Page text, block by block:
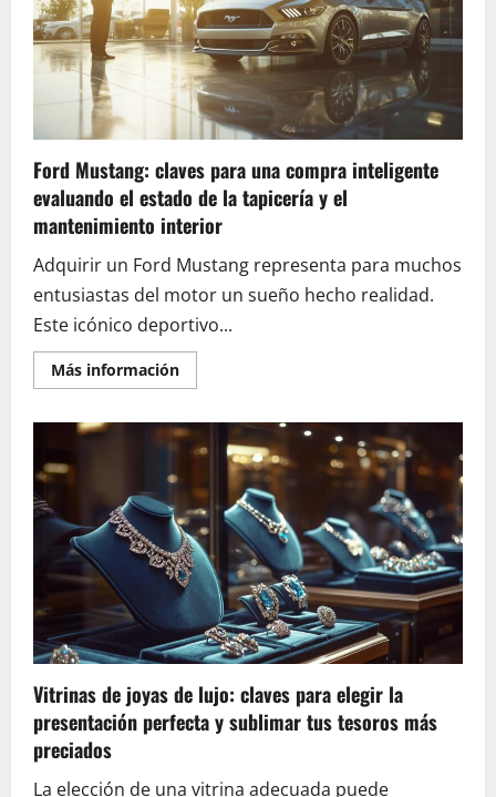
y
estilo
con
accesorios
complementarios
indispensables
Ford Mustang: claves para una compra inteligente
evaluando el estado de la tapicería y el
mantenimiento interior
Adquirir un Ford Mustang representa para muchos
entusiastas del motor un sueño hecho realidad.
Este icónico deportivo...
Más informaciónEn
savoir
Ford
Mustang:
claves
una
compra
inteligente
evaluando
el
estado
de
la
tapicería
y
el
mantenimiento
Vitrinas de joyas de lujo: claves para elegir la
presentación perfecta y sublimar tus tesoros más
preciados
La elección de una vitrina adecuada puede